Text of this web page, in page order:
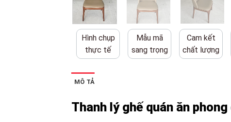
Hình chụp
thực tế
Mẫu mã
sang trọng
Cam kết
chất lượng
MÔ TẢ
Thanh lý ghế quán ăn